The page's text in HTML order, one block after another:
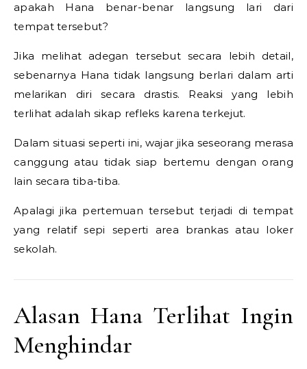
apakah Hana benar-benar langsung lari dari
tempat tersebut?
Jika melihat adegan tersebut secara lebih detail,
sebenarnya Hana tidak langsung berlari dalam arti
melarikan diri secara drastis. Reaksi yang lebih
terlihat adalah sikap refleks karena terkejut.
Dalam situasi seperti ini, wajar jika seseorang merasa
canggung atau tidak siap bertemu dengan orang
lain secara tiba-tiba.
Apalagi jika pertemuan tersebut terjadi di tempat
yang relatif sepi seperti area brankas atau loker
sekolah.
Alasan Hana Terlihat Ingin
Menghindar